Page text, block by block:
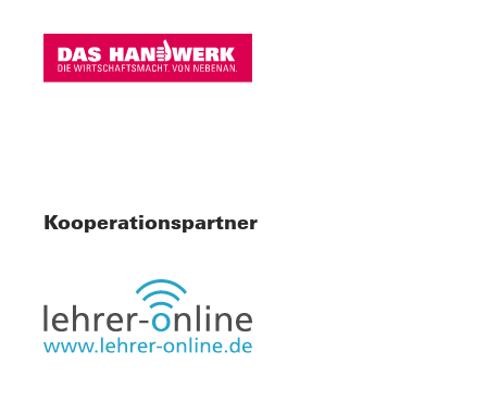
Kooperationspartner